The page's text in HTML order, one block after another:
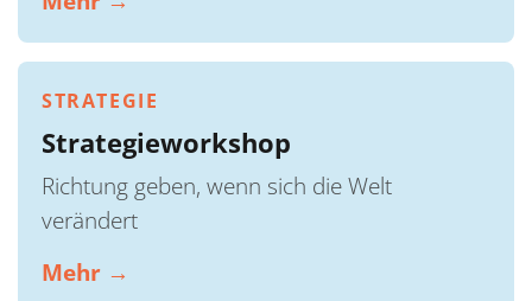
STRATEGIE
Strategieworkshop
Richtung geben, wenn sich die Welt
verändert
Mehr →